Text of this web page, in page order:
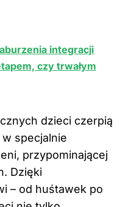
integracji
czy trwałym
dzieci czerpią
specjalnie
przypominającej
Dzięki
– od huśtawek po